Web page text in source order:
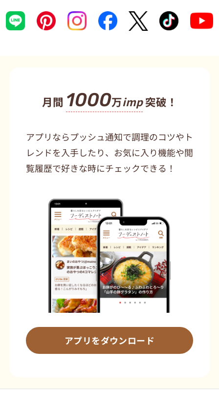
月間 1000万imp突破！
アプリならプッシュ通知で調理のコツやト
レンドを入手したり、お気に入り機能や閲
覧履歴で好きな時にチェックできる！
アプリをダウンロード